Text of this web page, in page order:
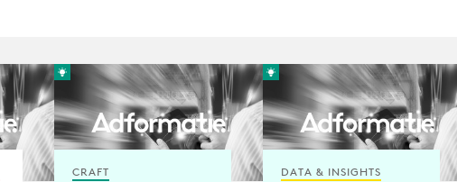
CRAFT DATA & INSIGHTS